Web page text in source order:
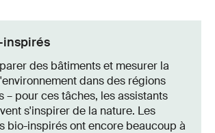
inspirés
des bâtiments et mesurer la
dans des régions
– pour ces tâches, les assistants
s'inspirer de la nature. Les
bio-inspirés ont encore beaucoup à